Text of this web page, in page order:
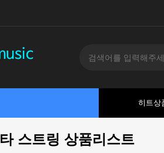
히트상
스트링 상품리스트